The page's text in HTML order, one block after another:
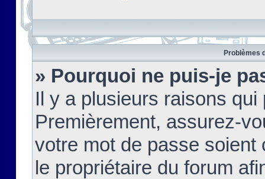
Problèmes
» Pourquoi ne puis-je
Il y a plusieurs raisons
Premièrement, assurez-
votre mot de passe soient
le propriétaire du forum